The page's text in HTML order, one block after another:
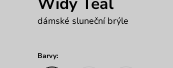
dámské sluneční brýle
Barvy: